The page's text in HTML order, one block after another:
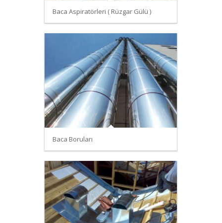
Baca Aspiratörleri ( Rüzgar Gülü )
Baca Boruları